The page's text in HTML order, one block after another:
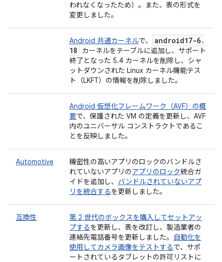
われなくなったため）。また、表の形式を
変更しました。
Android 共通カーネルで、 android17-6.
18
カーネルをテーブルに追加し、サポート
終了となった 5.4 カーネルを削除し、シャ
ットダウンされた Linux カーネル機能テス
ト（LKFT）の情報を削除しました。
Android 仮想化フレームワーク（AVF）の概
要で、保護された VM の定義を更新し、AVF
内のユニバーサル コンストラクトであるこ
とを反映しました。
Automotive
機密性の高いアプリのロックのバンドルさ
れていないアプリのアプリのロック統合ガ
イドを追加し、 バンドルされていないアプ
リを統合するを更新しました。
互換性
第 2 世代のボックスを購入してセットアッ
プするを更新し、表を改訂し、製造業者の
連絡先電話番号を更新しました。
自動化を
使用してカメラ画像をテストするで、サポ
ートされているタブレットの許可リストに